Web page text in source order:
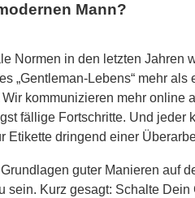
Mann?
Normen in den letzten Jahren
„Gentleman-Lebens“ mehr
kommunizieren mehr online
fällige Fortschritte. Und jeder
Etikette dringend einer
guter Manieren auf
sein. Kurz gesagt: Schalte